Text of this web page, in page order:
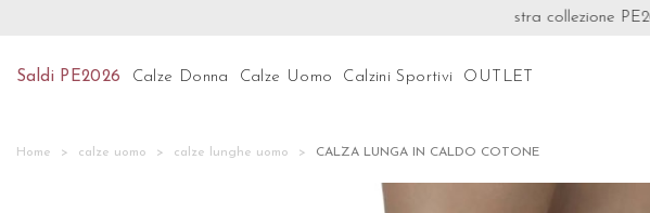
Preparati per le ultime tendenze! Scopri subito la nostra collezione PE2026
Saldi PE2026 Calze Donna Calze Uomo Calzini Sportivi OUTLET
Home calze uomo calze lunghe uomo CALZA LUNGA IN CALDO COTONE